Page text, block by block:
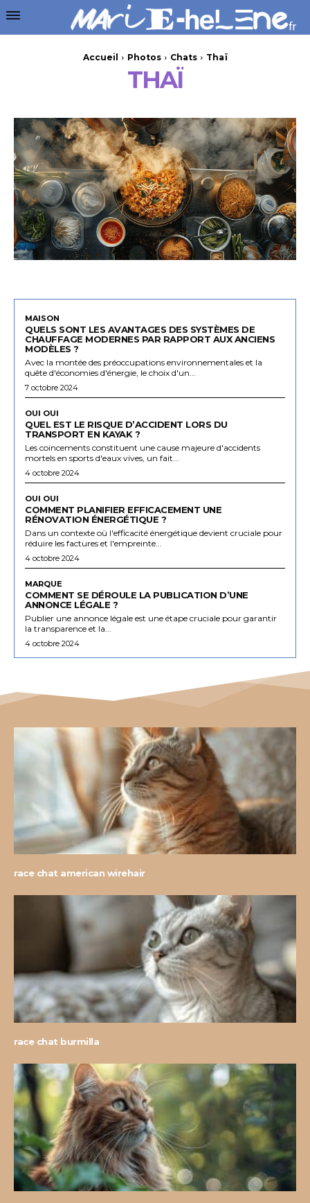
Accueil Photos Chats Thaï
THAÏ
MAISON
QUELS SONT LES AVANTAGES DES SYSTÈMES DE
CHAUFFAGE MODERNES PAR RAPPORT AUX ANCIENS
MODÈLES ?
Avec la montée des préoccupations environnementales et la
quête d'économies d'énergie, le choix d'un...
7 octobre 2024
OUI OUI
QUEL EST LE RISQUE D’ACCIDENT LORS DU
TRANSPORT EN KAYAK ?
Les coincements constituent une cause majeure d'accidents
mortels en sports d'eaux vives, un fait...
4 octobre 2024
OUI OUI
COMMENT PLANIFIER EFFICACEMENT UNE
RÉNOVATION ÉNERGÉTIQUE ?
Dans un contexte où l'efficacité énergétique devient cruciale pour
réduire les factures et l'empreinte...
4 octobre 2024
MARQUE
COMMENT SE DÉROULE LA PUBLICATION D’UNE
ANNONCE LÉGALE ?
Publier une annonce légale est une étape cruciale pour garantir
la transparence et la...
4 octobre 2024
race chat american wirehair
race chat burmilla